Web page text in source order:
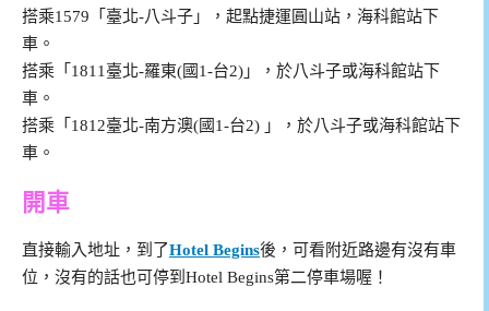
搭乘1579「臺北-八斗子」，起點捷運圓山站，海科館站下
車。
搭乘「1811臺北-羅東(國1-台2)」，於八斗子或海科館站下
車。
搭乘「1812臺北-南方澳(國1-台2) 」，於八斗子或海科館站下
車。
開車
直接輸入地址，到了Hotel Begins後，可看附近路邊有沒有車
位，沒有的話也可停到Hotel Begins第二停車場喔！